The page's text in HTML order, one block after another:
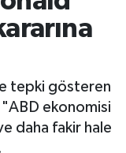
tepki gösteren
"ABD ekonomisi
daha fakir hale